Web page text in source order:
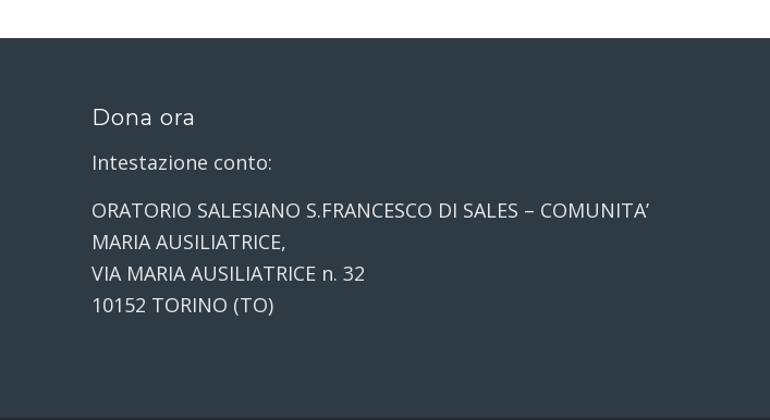
Dona ora
Intestazione conto:
ORATORIO SALESIANO S.FRANCESCO DI SALES – COMUNITA’
MARIA AUSILIATRICE,
VIA MARIA AUSILIATRICE n. 32
10152 TORINO (TO)